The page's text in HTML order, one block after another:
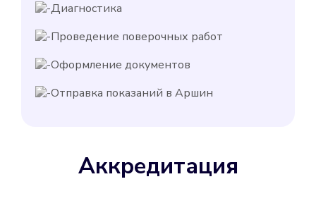
Диагностика
Проведение поверочных работ
Оформление документов
Отправка показаний в Аршин
Аккредитация